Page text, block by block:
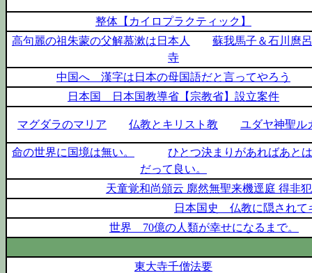
整体【カイロプラクティック】
高句麗の祖朱蒙の父解慕漱は日本人
蘇我馬子＆石川麿
寺
中国へ 漢字は日本の母国語だと言ってやろう
日本国 日本国教導省【宗教省】設立案件
マグダラのマリア 仏教とキリスト教 ユダヤ神聖ル
命の世界に国境は無い。
ひとつ決まりがあればあと
だって良い。
天童覚和尚頒云 廓然無聖来機逕庭 得非
日本国史 仏教に隠されて
世界 70億の人類が幸せになるまで。
東大寺千僧法要